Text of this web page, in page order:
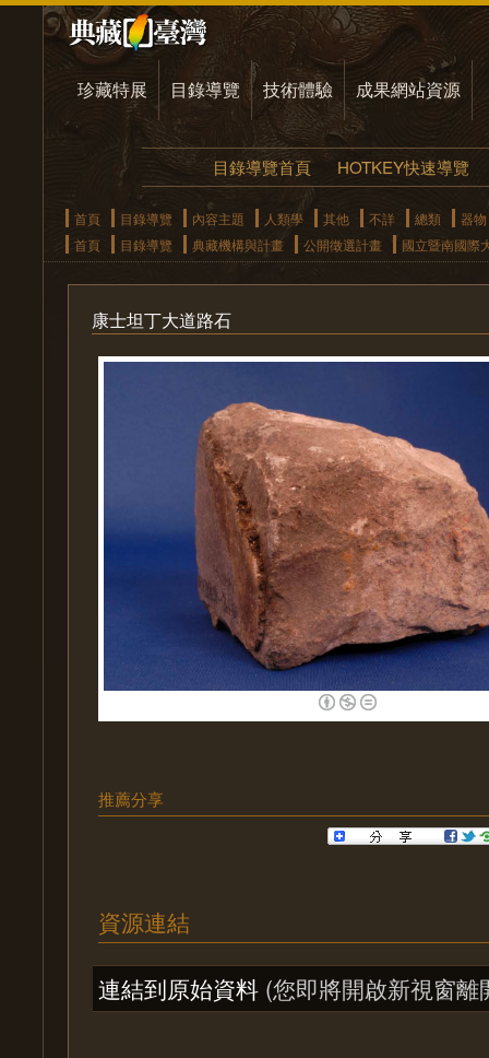
珍藏特展 目錄導覽 技術體驗 成果網站資源
目錄導覽首頁 HOTKEY快速導覽
首頁 目錄導覽 內容主題 人類學 其他 不詳 總類
器物
首頁
目錄導覽 典藏機構與計畫 公開徵選計畫 國立暨南國際
康士坦丁大道路石
推薦分享
資源連結
連結到原始資料 (您即將開啟新視窗離